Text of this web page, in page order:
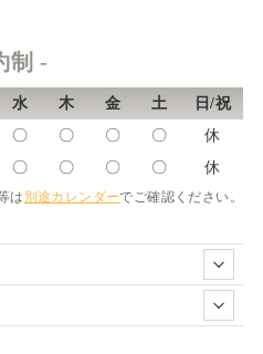
制 -
水 木 金 土 日/祝
〇 〇 〇 〇 休
〇 〇 〇 〇 休
は 別途カレンダーでご確認ください。